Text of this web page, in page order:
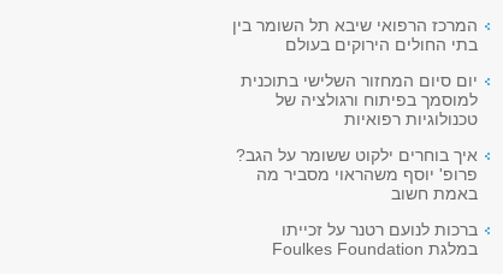
המרכז הרפואי שיבא תל השומר בין
בתי החולים הירוקים בעולם
יום סיום המחזור השלישי בתוכנית
למוסמך בפיתוח ורגולציה של
טכנולוגיות רפואיות
איך בוחרים ילקוט ששומר על הגב?
פרופ' יוסף משהראוי מסביר מה
באמת חשוב
ברכות לנועם רטנר על זכייתו
במלגת Foulkes Foundation